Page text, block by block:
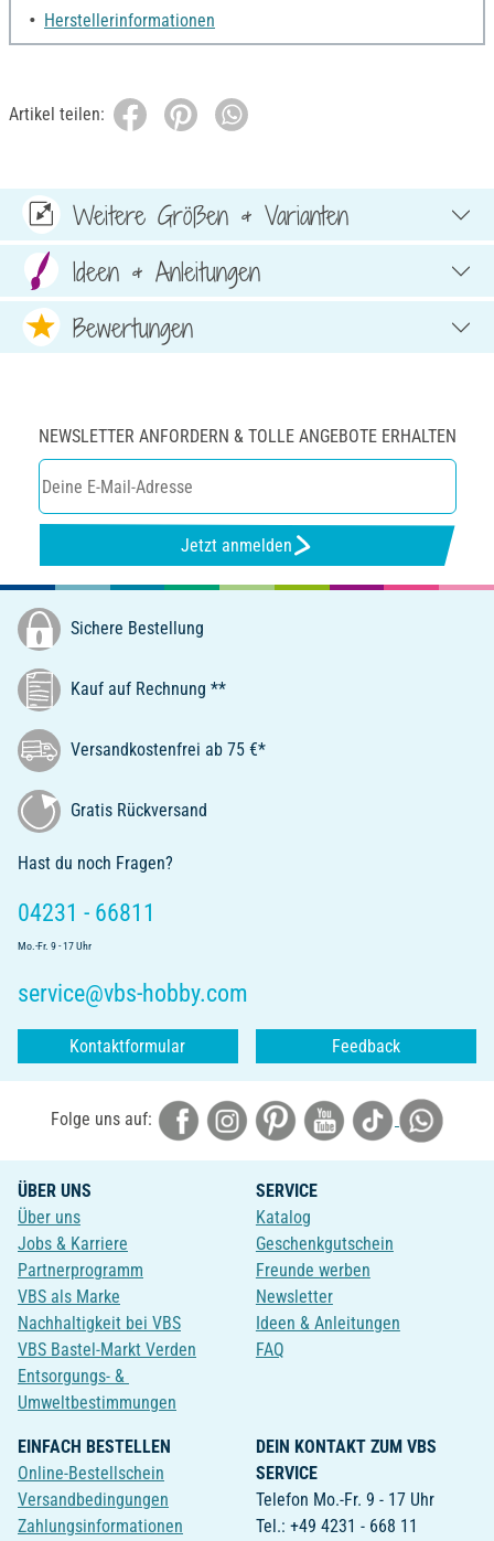
Herstellerinformationen
Artikel teilen:
Weitere Größen & Varianten
Ideen & Anleitungen
Bewertungen
NEWSLETTER ANFORDERN & TOLLE ANGEBOTE ERHALTEN
Jetzt anmelden
Sichere Bestellung
Kauf auf Rechnung **
Versandkostenfrei ab 75 €*
Gratis Rückversand
Hast du noch Fragen?
04231 - 66811
Mo.-Fr. 9 - 17 Uhr
service@vbs-hobby.com
Kontaktformular Feedback
Folge uns auf:
ÜBER UNS
Über uns
Jobs & Karriere
Partnerprogramm
VBS als Marke
Nachhaltigkeit bei VBS
VBS Bastel-Markt Verden
Entsorgungs- &
Umweltbestimmungen
SERVICE
Katalog
Geschenkgutschein
Freunde werben
Newsletter
Ideen & Anleitungen
FAQ
EINFACH BESTELLEN
Online-Bestellschein
Versandbedingungen
Zahlungsinformationen
DEIN KONTAKT ZUM VBS
SERVICE
Telefon Mo.-Fr. 9 - 17 Uhr
Tel.: +49 4231 - 668 11